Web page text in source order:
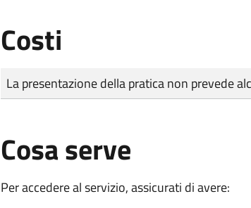
Costi
Tipo di pagamento
Importo
La presentazione della pratica non prevede
Cosa serve
Per accedere al servizio, assicurati di avere: